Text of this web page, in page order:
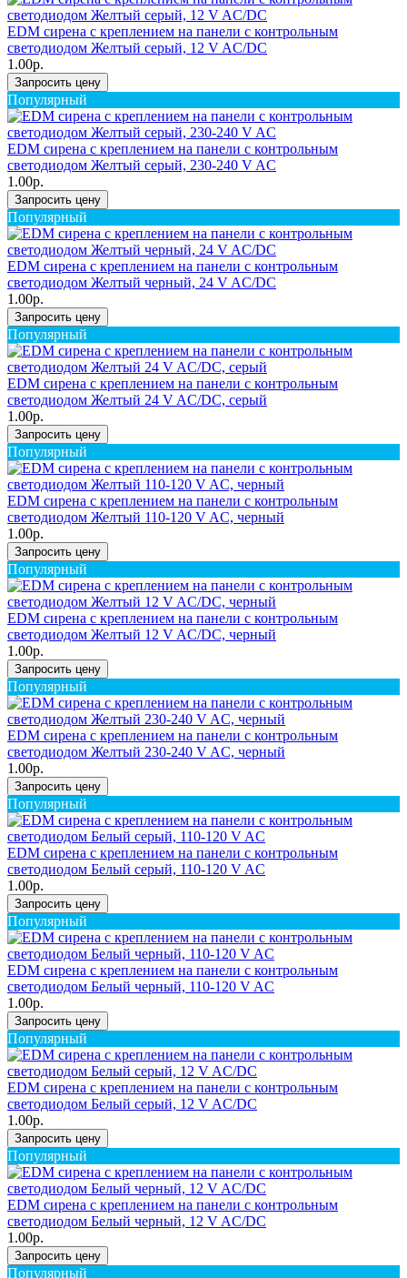
EDM сирена с креплением на панели с контрольным
светодиодом Желтый серый, 12 V AC/DC
1.00р.
Запросить цену
Популярный
EDM сирена с креплением на панели с контрольным
светодиодом Желтый серый, 230-240 V AC
1.00р.
Запросить цену
Популярный
EDM сирена с креплением на панели с контрольным
светодиодом Желтый черный, 24 V AC/DC
1.00р.
Запросить цену
Популярный
EDM сирена с креплением на панели с контрольным
светодиодом Желтый 24 V AC/DC, серый
1.00р.
Запросить цену
Популярный
EDM сирена с креплением на панели с контрольным
светодиодом Желтый 110-120 V AC, черный
1.00р.
Запросить цену
Популярный
EDM сирена с креплением на панели с контрольным
светодиодом Желтый 12 V AC/DC, черный
1.00р.
Запросить цену
Популярный
EDM сирена с креплением на панели с контрольным
светодиодом Желтый 230-240 V AC, черный
1.00р.
Запросить цену
Популярный
EDM сирена с креплением на панели с контрольным
светодиодом Белый серый, 110-120 V AC
1.00р.
Запросить цену
Популярный
EDM сирена с креплением на панели с контрольным
светодиодом Белый черный, 110-120 V AC
1.00р.
Запросить цену
Популярный
EDM сирена с креплением на панели с контрольным
светодиодом Белый серый, 12 V AC/DC
1.00р.
Запросить цену
Популярный
EDM сирена с креплением на панели с контрольным
светодиодом Белый черный, 12 V AC/DC
1.00р.
Запросить цену
Популярный